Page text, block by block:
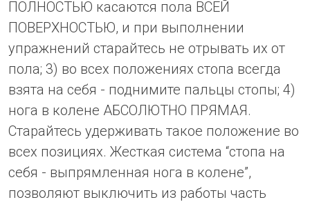
ПОЛНОСТЬЮ касаются пола ВСЕЙ
ПОВЕРХНОСТЬЮ, и при выполнении
упражнений старайтесь не отрывать их от
пола; 3) во всех положениях стопа всегда
взята на себя - поднимите пальцы стопы; 4)
нога в колене АБСОЛЮТНО ПРЯМАЯ.
Старайтесь удерживать такое положение во
всех позициях. Жесткая система “стопа на
себя - выпрямленная нога в колене”,
позволяют выключить из работы часть